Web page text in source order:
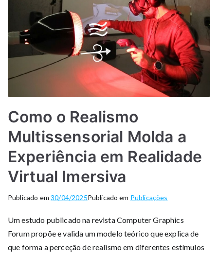
Como o Realismo
Multissensorial Molda a
Experiência em Realidade
Virtual Imersiva
Publicado em30/04/2025Publicado em Publicações
Um estudo publicado na revista Computer Graphics
Forum propõe e valida um modelo teórico que explica de
que forma a perceção de realismo em diferentes estímulos